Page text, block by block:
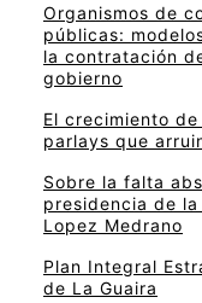
Organismos de
públicas:
la contratación
gobierno
El crecimiento
parlays que
Sobre la falta
presidencia de
Lopez Medrano
Plan Integral
de La Guaira